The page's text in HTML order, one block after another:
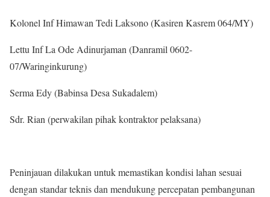
Kolonel Inf Himawan Tedi Laksono (Kasiren Kasrem 064/MY)
Lettu Inf La Ode Adinurjaman (Danramil 0602-
07/Waringinkurung)
Serma Edy (Babinsa Desa Sukadalem)
Sdr. Rian (perwakilan pihak kontraktor pelaksana)
Peninjauan dilakukan untuk memastikan kondisi lahan sesuai
dengan standar teknis dan mendukung percepatan pembangunan